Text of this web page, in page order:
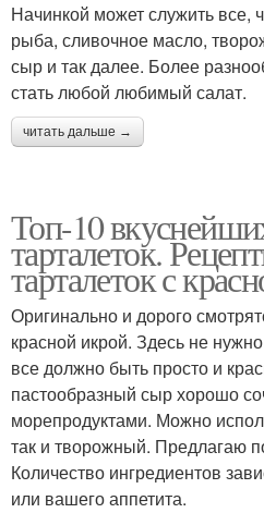
Начинкой может служить все,
рыба, сливочное масло,
сыр и так далее. Более
стать любой любимый салат.
читать дальше →
Топ-10
тарталеток.
тарталеток с
Оригинально и дорого
красной икрой. Здесь не
все должно быть просто и
пастообразный сыр хорошо
морепродуктами. Можно
так и творожный. Предлагаю
Количество ингредиентов
или вашего аппетита.